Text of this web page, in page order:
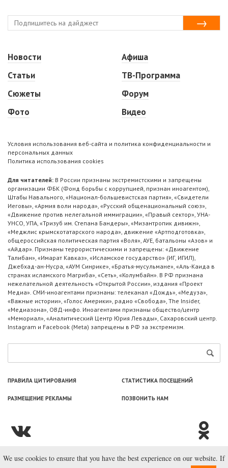
Новости
Статьи
Сюжеты
Фото
Афиша
ТВ-Программа
Форум
Видео
Условия использования веб-сайта и политика конфиденциальности и
персональных данных
Политика использования cookies
Для читателей: В России признаны экстремистскими и запрещены
организации ФБК (Фонд борьбы с коррупцией, признан иноагентом),
Штабы Навального, «Национал-большевистская партия», «Свидетели
Иеговы», «Армия воли народа», «Русский общенациональный союз»,
«Движение против нелегальной иммиграции», «Правый сектор», УНА-
УНСО, УПА, «Тризуб им. Степана Бандеры», «Мизантропик дивижн»,
«Меджлис крымскотатарского народа», движение «Артподготовка»,
общероссийская политическая партия «Воля», АУЕ, батальоны «Азов» и
«Айдар». Признаны террористическими и запрещены: «Движение
Талибан», «Имарат Кавказ», «Исламское государство» (ИГ, ИГИЛ),
Джебхад-ан-Нусра, «АУМ Синрике», «Братья-мусульмане», «Аль-Каида в
странах исламского Магриба», «Сеть», «Колумбайн». В РФ признана
нежелательной деятельность «Открытой России», издания «Проект
Медиа». СМИ-иноагентами признаны: телеканал «Дождь», «Медуза»,
«Важные истории», «Голос Америки», радио «Свобода», The Insider,
«Медиазона», ОВД-инфо. Иноагентами признаны общество/центр
«Мемориал», «Аналитический Центр Юрия Левады», Сахаровский центр.
Instagram и Facebook (Metа) запрещены в РФ за экстремизм.
ПРАВИЛА ЦИТИРОВАНИЯ СТАТИСТИКА ПОСЕЩЕНИЙ
РАЗМЕЩЕНИЕ РЕКЛАМЫ ПОЗВОНИТЬ НАМ
© ООО «Лаборатория Новоcтей», 2003—2026.
We use cookies to ensure that you have the best experience on our website. If